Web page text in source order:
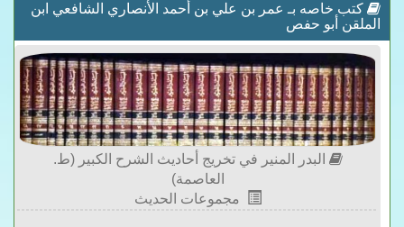
كتب خاصه بـ عمر بن علي بن أحمد الأنصاري الشافعي ابن
الملقن أبو حفص
البدر المنير في تخريج أحاديث الشرح الكبير (ط.
العاصمة)
مجموعات الحديث